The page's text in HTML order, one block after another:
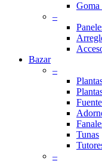
Goma
–
Bazar
–
Tunas
–